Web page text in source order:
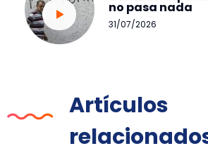
no pasa nada
31/07/2026
Artículos